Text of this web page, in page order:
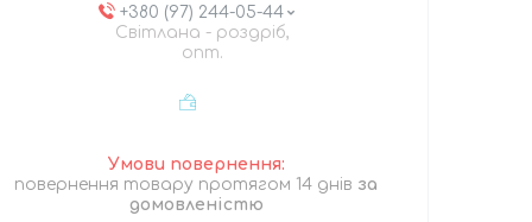
+380 (97) 244-05-44
Світлана - роздріб,
опт.
повернення товару протягом 14 днів за
домовленістю